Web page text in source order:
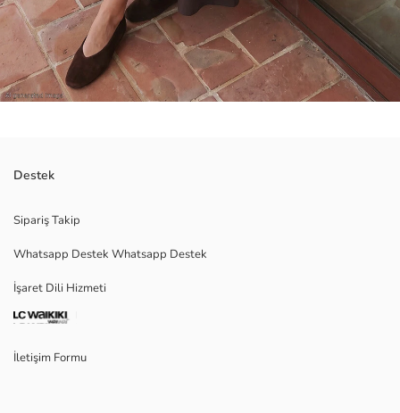
Destek
Sipariş Takip
Whatsapp Destek Whatsapp Destek
İşaret Dili Hizmeti
İletişim Formu